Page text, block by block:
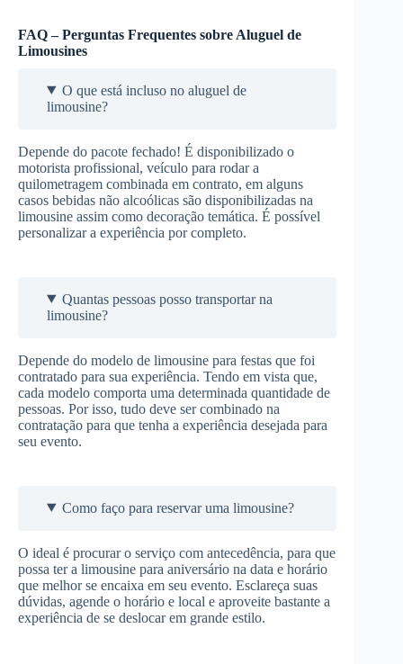
FAQ – Perguntas Frequentes sobre Aluguel de
Limousines
O que está incluso no aluguel de
limousine?
Depende do pacote fechado! É disponibilizado o
motorista profissional, veículo para rodar a
quilometragem combinada em contrato, em alguns
casos bebidas não alcoólicas são disponibilizadas na
limousine assim como decoração temática. É possível
personalizar a experiência por completo.
Quantas pessoas posso transportar na
limousine?
Depende do modelo de limousine para festas que foi
contratado para sua experiência. Tendo em vista que,
cada modelo comporta uma determinada quantidade de
pessoas. Por isso, tudo deve ser combinado na
contratação para que tenha a experiência desejada para
seu evento.
Como faço para reservar uma limousine?
O ideal é procurar o serviço com antecedência, para que
possa ter a limousine para aniversário na data e horário
que melhor se encaixa em seu evento. Esclareça suas
dúvidas, agende o horário e local e aproveite bastante a
experiência de se deslocar em grande estilo.